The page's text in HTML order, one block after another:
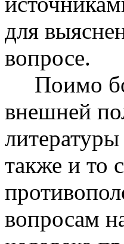
для
вопросе.
Поимо
внешней
также и то
вопросам